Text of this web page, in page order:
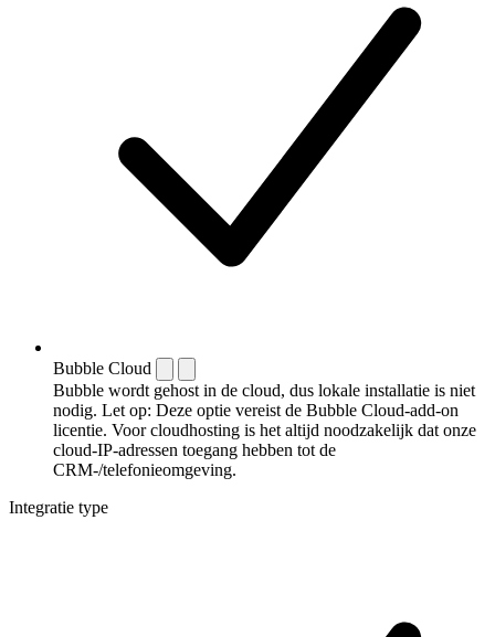
Bubble Cloud
Bubble wordt gehost in de cloud, dus lokale installatie is niet
nodig. Let op: Deze optie vereist de Bubble Cloud-add-on
licentie. Voor cloudhosting is het altijd noodzakelijk dat onze
cloud-IP-adressen toegang hebben tot de
CRM-/telefonieomgeving.
Integratie type